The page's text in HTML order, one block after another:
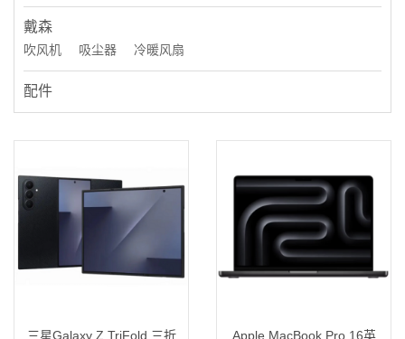
戴森
吹风机 吸尘器 冷暖风扇
配件
三星Galaxy Z TriFold 三折
Apple MacBook Pro 16英